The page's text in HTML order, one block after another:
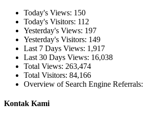
Today's Views: 150
Today's Visitors: 112
Yesterday's Views: 197
Yesterday's Visitors: 149
Last 7 Days Views: 1,917
Last 30 Days Views: 16,038
Total Views: 263,474
Total Visitors: 84,166
Overview of Search Engine Referrals:
Kontak Kami